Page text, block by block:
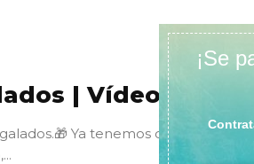
| Vídeo
Ya tenemos cerca navidad